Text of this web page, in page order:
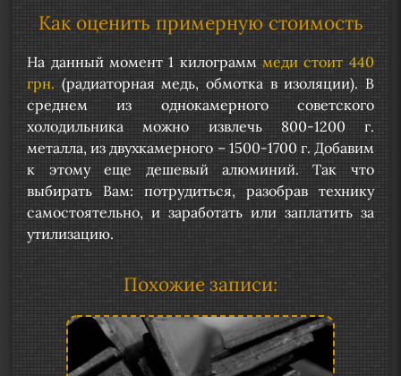
Как оценить примерную стоимость
На данный момент 1 килограмм меди стоит 440
грн. (радиаторная медь, обмотка в изоляции). В
среднем из однокамерного советского
холодильника можно извлечь 800-1200 г.
металла, из двухкамерного – 1500-1700 г. Добавим
к этому еще дешевый алюминий. Так что
выбирать Вам: потрудиться, разобрав технику
самостоятельно, и заработать или заплатить за
утилизацию.
Похожие записи: